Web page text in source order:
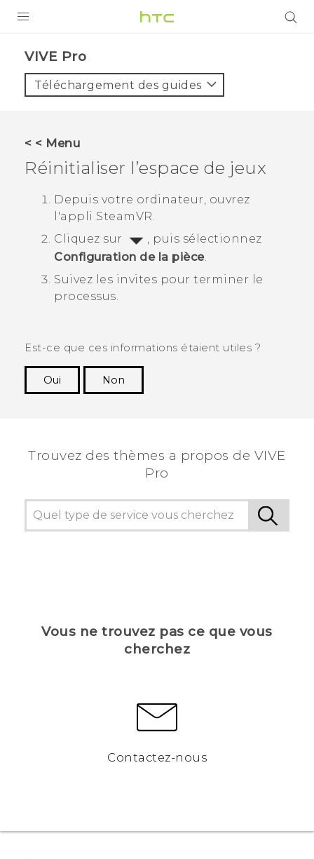
VIVE
VIVERSE
SUPPORT
Appareils HTC & Accessoires
Achat & Règlement Questions
VIVE Pro‎
Téléchargement des guides
< < Menu
Réinitialiser l’espace de jeux
Depuis votre ordinateur, ouvrez
l'appli SteamVR.
Cliquez sur
, puis sélectionnez
Configuration de la pièce.
Suivez les invites pour terminer le
processus.
Est-ce que ces informations étaient utiles ?
Oui
Non
Trouvez des thèmes a propos de VIVE
Pro
Vous ne trouvez pas ce que vous
cherchez
Contactez-nous